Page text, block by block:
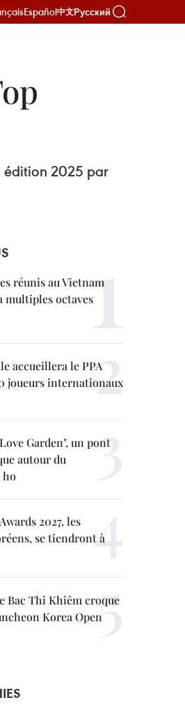
Español中文Русский
édition 2025 par
réunis au Vietnam
multiples octaves
accueillera le PPA
joueurs internationaux
Garden", un pont
autour du
ho
2027, les
se tiendront à
Bac Thi Khiêm croque
Korea Open